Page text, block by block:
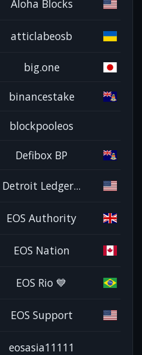
Aloha Blocks
atticlabeosb
big.one
binancestake
blockpooleos
Defibox BP
Detroit Ledger...
EOS Authority
EOS Nation
EOS Rio 💙
EOS Support
eosasia11111